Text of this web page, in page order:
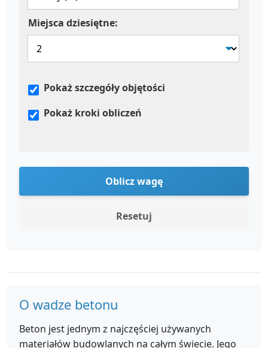
Miejsca dziesiętne:
Pokaż szczegóły objętości
Pokaż kroki obliczeń
Oblicz wagę
Resetuj
O wadze betonu
Beton jest jednym z najczęściej używanych
materiałów budowlanych na całym świecie. Jego